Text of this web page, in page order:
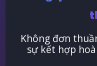
Không đơn
sự kết hợp